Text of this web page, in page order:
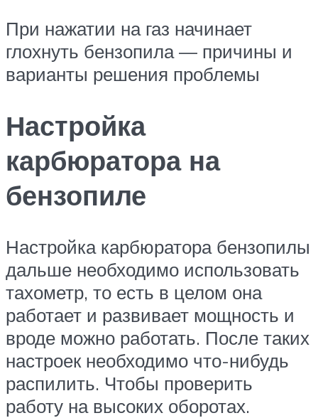
При нажатии на газ начинает
глохнуть бензопила — причины и
варианты решения проблемы
Настройка
карбюратора на
бензопиле
Настройка карбюратора бензопилы
дальше необходимо использовать
тахометр, то есть в целом она
работает и развивает мощность и
вроде можно работать. После таких
настроек необходимо что-нибудь
распилить. Чтобы проверить
работу на высоких оборотах.